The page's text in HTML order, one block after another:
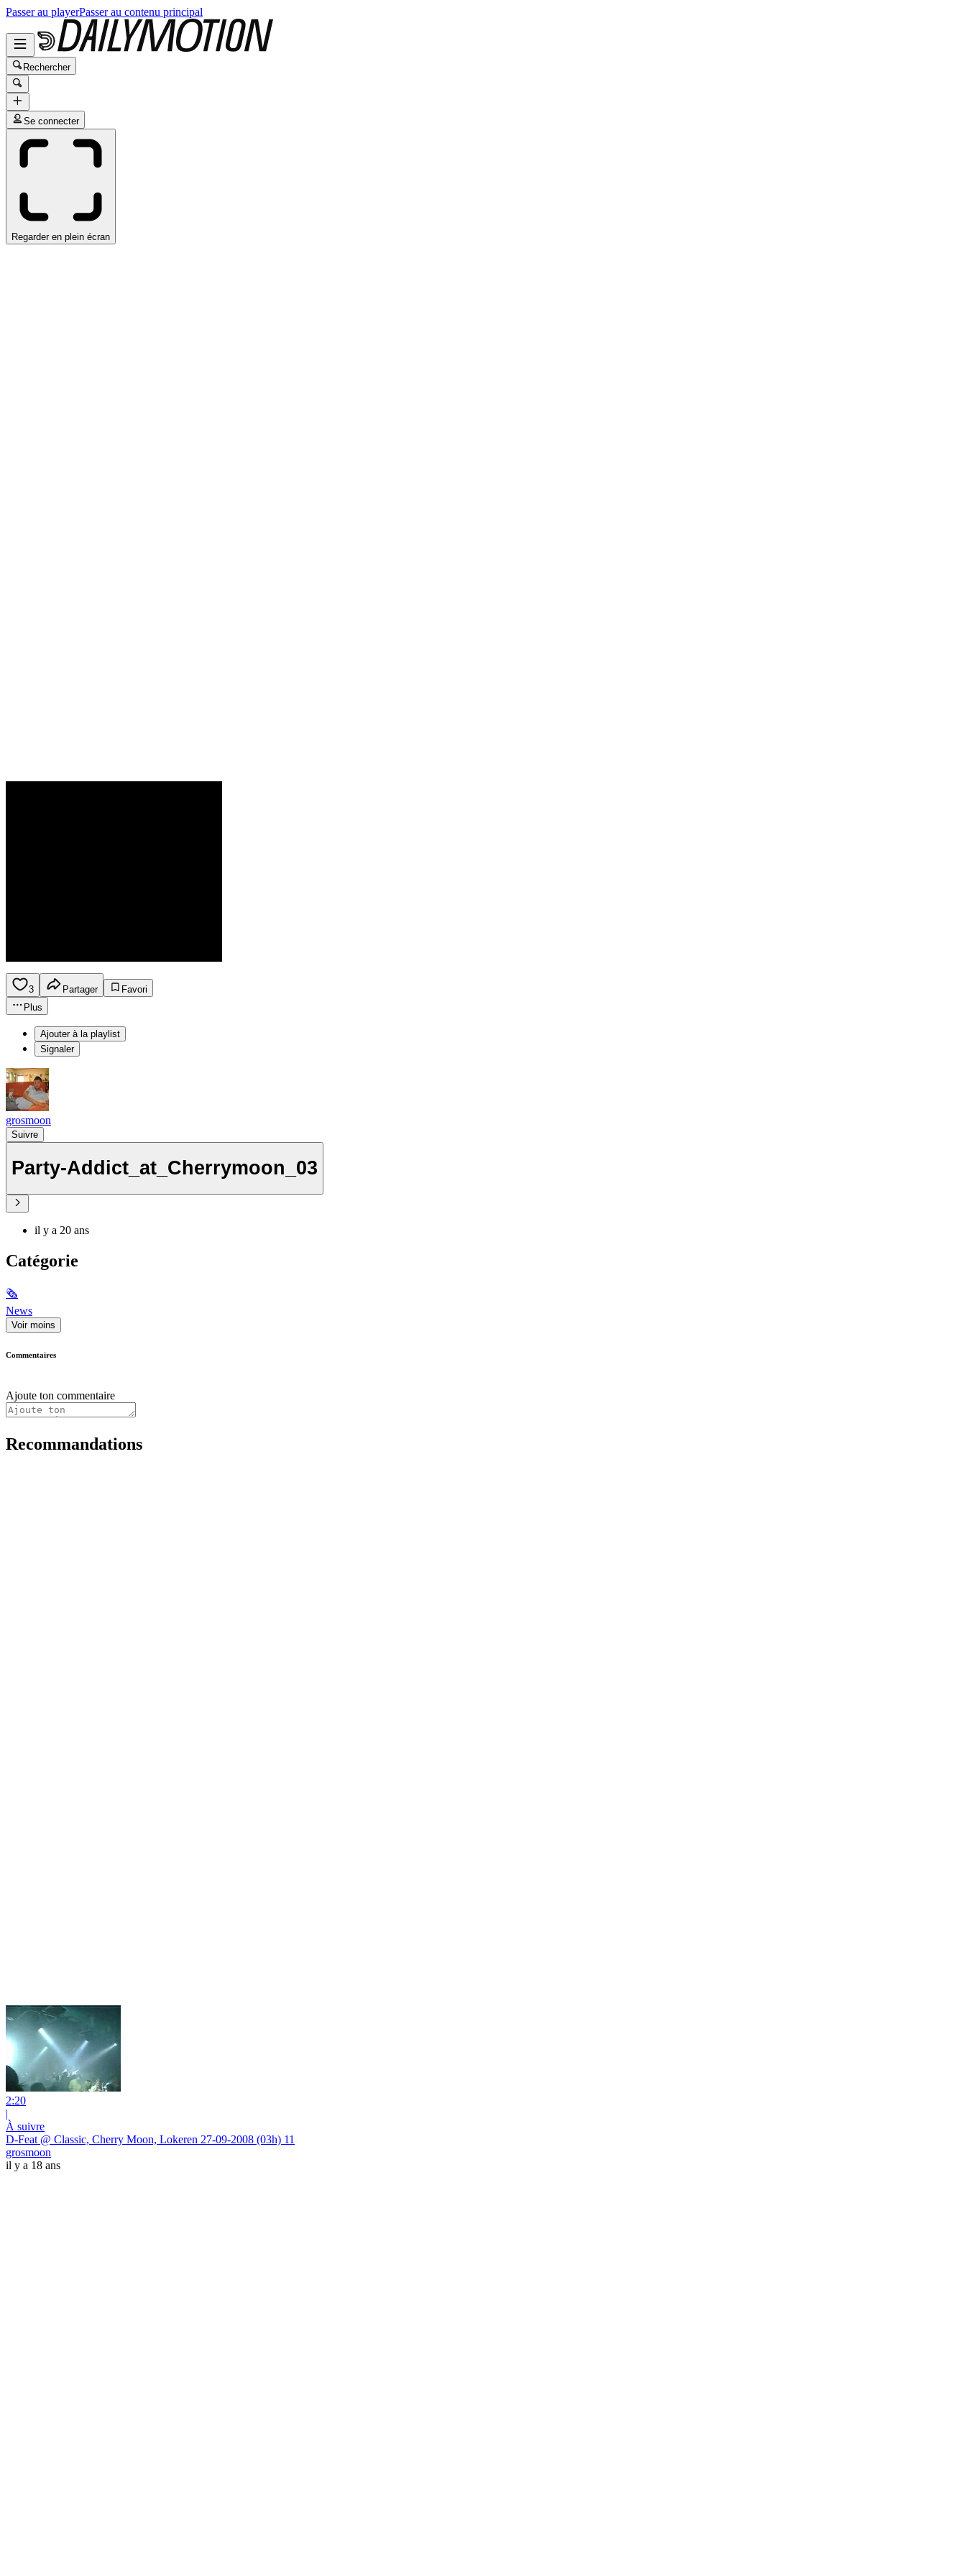
Passer au playerPasser au contenu principal
Rechercher
Se connecter
Regarder en plein écran
3 Partager
Favori
Plus
Ajouter à la playlist
Signaler
grosmoon
Suivre
Party-Addict_at_Cherrymoon_03
il y a 20 ans
Catégorie
🗞
News
Voir moins
Commentaires
Ajoute ton commentaire
Recommandations
2:20
|
À suivre
D-Feat @ Classic, Cherry Moon, Lokeren 27-09-2008 (03h) 11
grosmoon
il y a 18 ans